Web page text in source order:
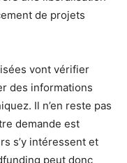
de projets
vont vérifier
des informations
Il n’en reste pas
demande est
s’y intéressent et
peut donc